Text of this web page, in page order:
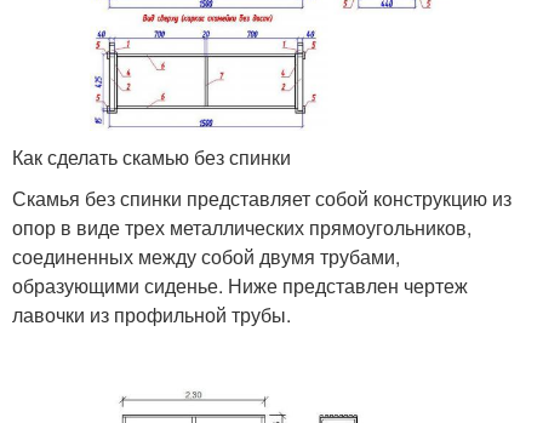
Как сделать скамью без спинки
Скамья без спинки представляет собой конструкцию из
опор в виде трех металлических прямоугольников,
соединенных между собой двумя трубами,
образующими сиденье. Ниже представлен чертеж
лавочки из профильной трубы.